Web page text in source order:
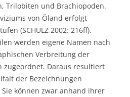
Trilobiten und Brachiopoden.
von Öland erfolgt
(SCHULZ 2002: 216ff).
werden eigene Namen nach
Verbreitung der
Daraus resultiert
der Bezeichnungen
können zwar anhand ihrer